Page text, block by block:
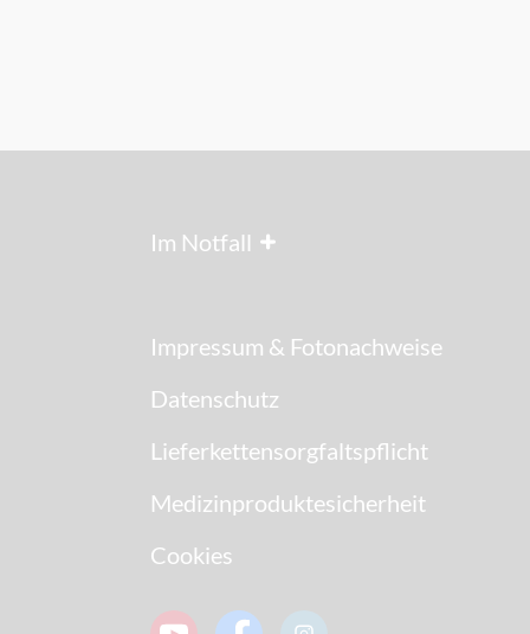
Im Notfall
Impressum & Fotonachweise
Datenschutz
Lieferkettensorgfaltspflicht
Medizinproduktesicherheit
Cookies